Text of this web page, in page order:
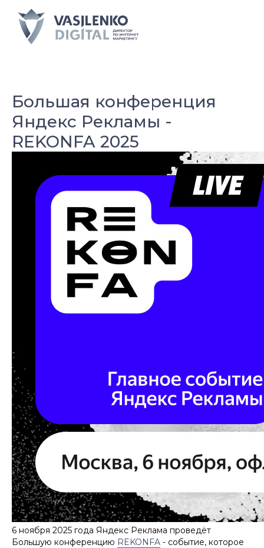
Большая конференция
Яндекс Рекламы -
REKONFA 2025
6 ноября 2025 года Яндекс Реклама проведёт
Большую конференцию REKONFA - событие, которое